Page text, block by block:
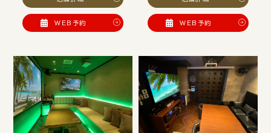
WEB予約 WEB予約